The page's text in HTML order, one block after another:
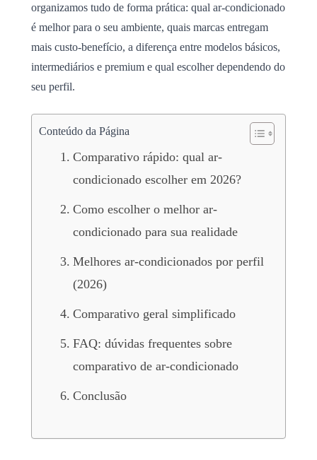
organizamos tudo de forma prática: qual ar-condicionado
é melhor para o seu ambiente, quais marcas entregam
mais custo-benefício, a diferença entre modelos básicos,
intermediários e premium e qual escolher dependendo do
seu perfil.
Conteúdo da Página
Comparativo rápido: qual ar-
condicionado escolher em 2026?
Como escolher o melhor ar-
condicionado para sua realidade
Melhores ar-condicionados por perfil
(2026)
Comparativo geral simplificado
FAQ: dúvidas frequentes sobre
comparativo de ar-condicionado
Conclusão